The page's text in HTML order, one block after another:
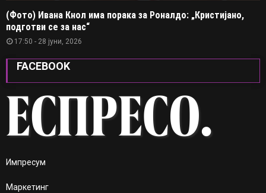
(Фото) Ивана Кнол има порака за Роналдо: „Кристијано,
подготви се за нас“
17:50 - 28 јуни, 2026
FACEBOOK
Импресум
Маркетинг